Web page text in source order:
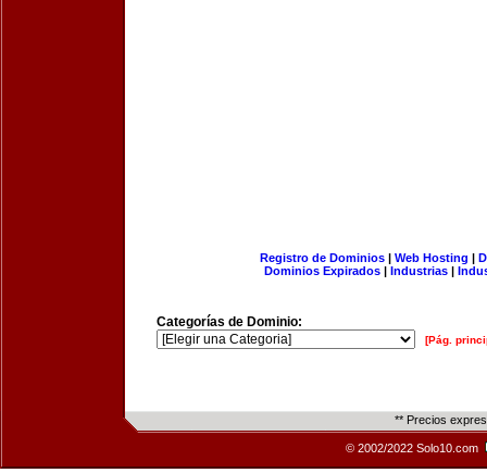
Registro de Dominios| Web Hosting |
Dominios Expirados | Industrias |
Categorías de Dominio:
[Pág.
** Precios
© 2002/2022 Solo10.com